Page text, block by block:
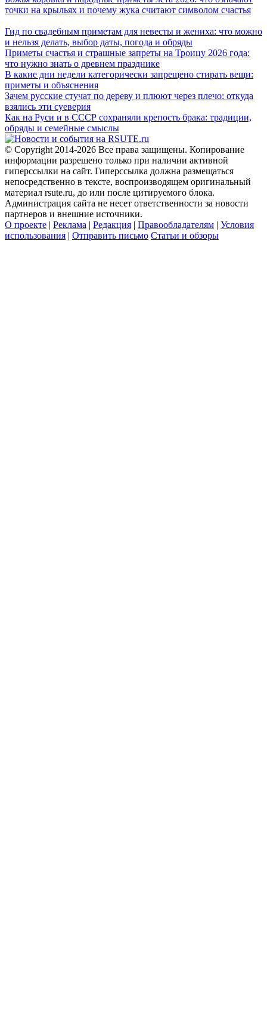
точки на крыльях и почему жука считают символом счастья
Гид по свадебным приметам для невесты и жениха: что можно
и нельзя делать, выбор даты, погода и обряды
Приметы счастья и страшные запреты на Троицу 2026 года:
что нужно знать о древнем празднике
В какие дни недели категорически запрещено стирать вещи:
приметы и объяснения
Зачем русские стучат по дереву и плюют через плечо: откуда
взялись эти суеверия
Как на Руси и в СССР сохраняли крепость брака: традиции,
обряды и семейные смыслы
© Copyright 2014-2026 Все права защищены. Копирование
информации разрешено только при наличии активной
гиперссылки на сайт. Гиперссылка должна размещаться
непосредственно в тексте, воспроизводящем оригинальный
материал rsute.ru, до или после цитируемого блока.
Администрация сайта не несет ответственности за новости
партнеров и внешние источники.
О проекте | Реклама | Редакция | Правообладателям | Условия
использования | Отправить письмо Статьи и обзоры